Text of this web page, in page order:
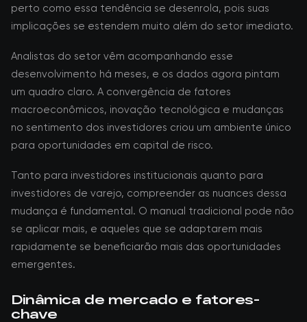
perto como essa tendência se desenrola, pois suas
implicações se estendem muito além do setor imediato.
Analistas do setor vêm acompanhando esse
desenvolvimento há meses, e os dados agora pintam
um quadro claro. A convergência de fatores
macroeconômicos, inovação tecnológica e mudanças
no sentimento dos investidores criou um ambiente único
para oportunidades em capital de risco.
Tanto para investidores institucionais quanto para
investidores de varejo, compreender as nuances dessa
mudança é fundamental. O manual tradicional pode não
se aplicar mais, e aqueles que se adaptarem mais
rapidamente se beneficiarão mais das oportunidades
emergentes.
Dinâmica de mercado e fatores-
chave